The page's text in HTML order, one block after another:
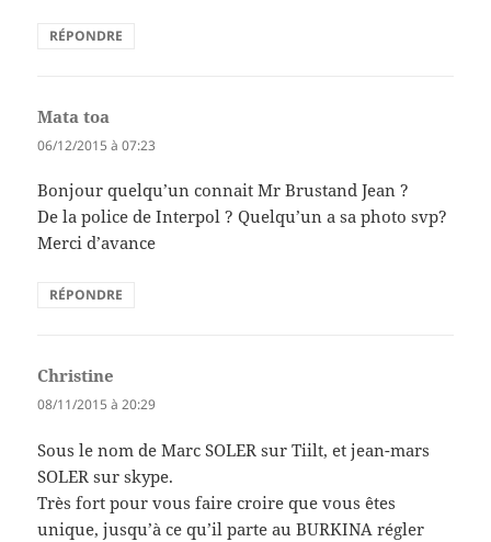
RÉPONDRE
Mata toa
06/12/2015 à 07:23
Bonjour quelqu’un connait Mr Brustand Jean ?
De la police de Interpol ? Quelqu’un a sa photo svp?
Merci d’avance
RÉPONDRE
Christine
08/11/2015 à 20:29
Sous le nom de Marc SOLER sur Tiilt, et jean-mars
SOLER sur skype.
Très fort pour vous faire croire que vous êtes
unique, jusqu’à ce qu’il parte au BURKINA régler